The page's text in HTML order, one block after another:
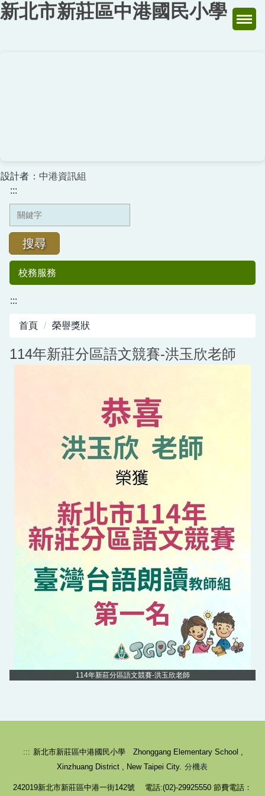
跳
到
新北市新莊區中港國民小學
設計者 ：中港資訊組
:::
搜尋
校務服務
週年紀念專刊
校園健康守則-生病不上學
:::
首頁 榮譽獎狀
114年新莊分區語文競賽-洪玉欣老師
114年新莊分區語文競賽-洪玉欣老師
::: 新北市新莊區中港國民小學 Zhonggang Elementary School ,
Xinzhuang District , New Taipei City. 分機表
242019新北市新莊區中港一街142號 電話:(02)-29925550 節費電話：